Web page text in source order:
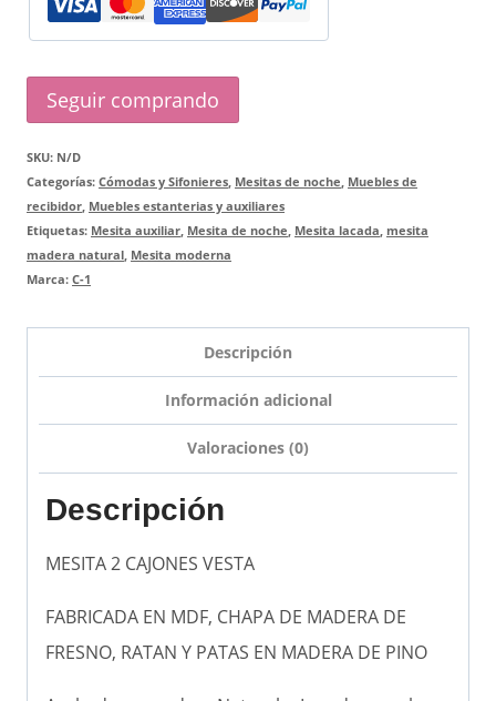
Seguir comprando
SKU: N/D
Categorías: Cómodas y Sifonieres, Mesitas de noche, Muebles de
recibidor, Muebles estanterias y auxiliares
Etiquetas: Mesita auxiliar, Mesita de noche, Mesita lacada, mesita
madera natural, Mesita moderna
Marca: C-1
Descripción
Información adicional
Valoraciones (0)
Descripción
MESITA 2 CAJONES VESTA
FABRICADA EN MDF, CHAPA DE MADERA DE
FRESNO, RATAN Y PATAS EN MADERA DE PINO